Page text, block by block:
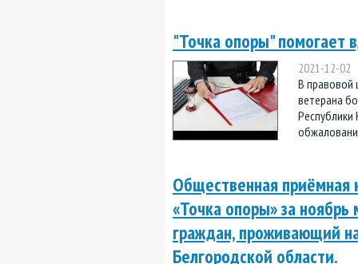
"Точка опоры" помогает
2021-12-02
В правовой
ветерана
Общественная
«Точка опоры» за
граждан, проживающий
Белгородской области.